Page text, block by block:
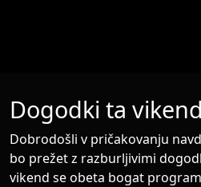
Dogodki ta vikend
Dobrodošli v pričakovanju
bo prežet z razburljivimi
vikend se obeta bogat